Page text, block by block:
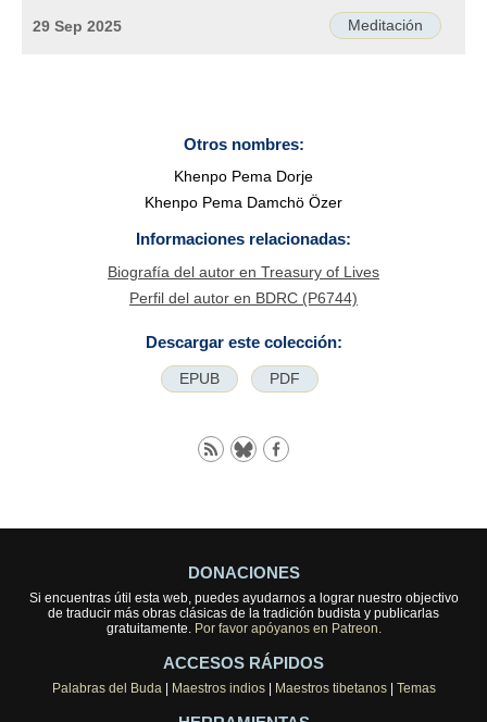
Meditación
29 Sep 2025
Otros nombres:
Khenpo Pema Dorje
Khenpo Pema Damchö Özer
Informaciones relacionadas:
Biografía del autor en Treasury of Lives
Perfil del autor en BDRC (P6744)
Descargar este colección:
EPUB PDF
DONACIONES
Si encuentras útil esta web, puedes ayudarnos a lograr nuestro objectivo
de traducir más obras clásicas de la tradición budista y publicarlas
gratuitamente. Por favor apóyanos en Patreon.
ACCESOS RÁPIDOS
Palabras del Buda| Maestros indios| Maestros tibetanos| Temas